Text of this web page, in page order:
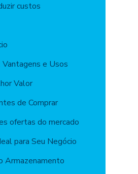
custos
e Usos
Valor
de Comprar
ofertas do mercado
para Seu Negócio
Armazenamento